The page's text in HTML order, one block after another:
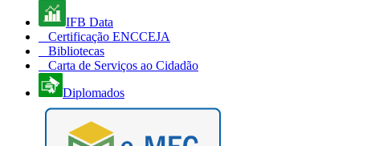
IFB Data
Certificação ENCCEJA
Bibliotecas
Carta de Serviços ao Cidadão
Diplomados